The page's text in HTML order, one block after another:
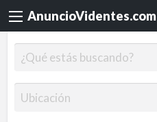
AnuncioVidentes.com